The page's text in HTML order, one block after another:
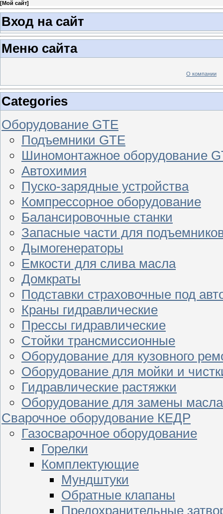
[Мой сайт]
Вход на сайт
Меню сайта
О компании
Categories
Оборудование GTE
Подъемники GTE
Шиномонтажное оборудование
Автохимия
Пуско-зарядные устройства
Компрессорное оборудование
Балансировочные станки
Запасные части для
Дымогенераторы
Емкости для слива масла
Домкраты
Подставки страховочные под
Краны гидравлические
Прессы гидравлические
Стойки трансмиссионные
Оборудование для кузовного
Оборудование для мойки и
Гидравлические растяжки
Оборудование для замены масла
Сварочное оборудование КЕДР
Газосварочное оборудование
Горелки
Комплектующие
Мундштуки
Обратные клапаны
Предохранительные